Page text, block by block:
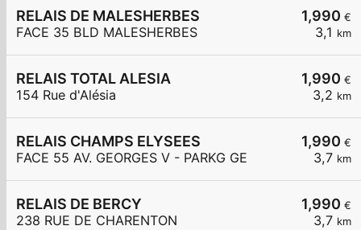
1,990 €
3,1 km
RELAIS DE MALESHERBES
FACE 35 BLD MALESHERBES
1,990 €
3,2 km
RELAIS TOTAL ALESIA
154 Rue d'Alésia
1,990 €
3,7 km
RELAIS CHAMPS ELYSEES
FACE 55 AV. GEORGES V - PARKG GE
1,990 €
3,7 km
RELAIS DE BERCY
238 RUE DE CHARENTON